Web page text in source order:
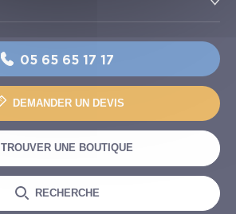
05 65 65 17 17
DEMANDER UN DEVIS
TROUVER UNE BOUTIQUE
RECHERCHE